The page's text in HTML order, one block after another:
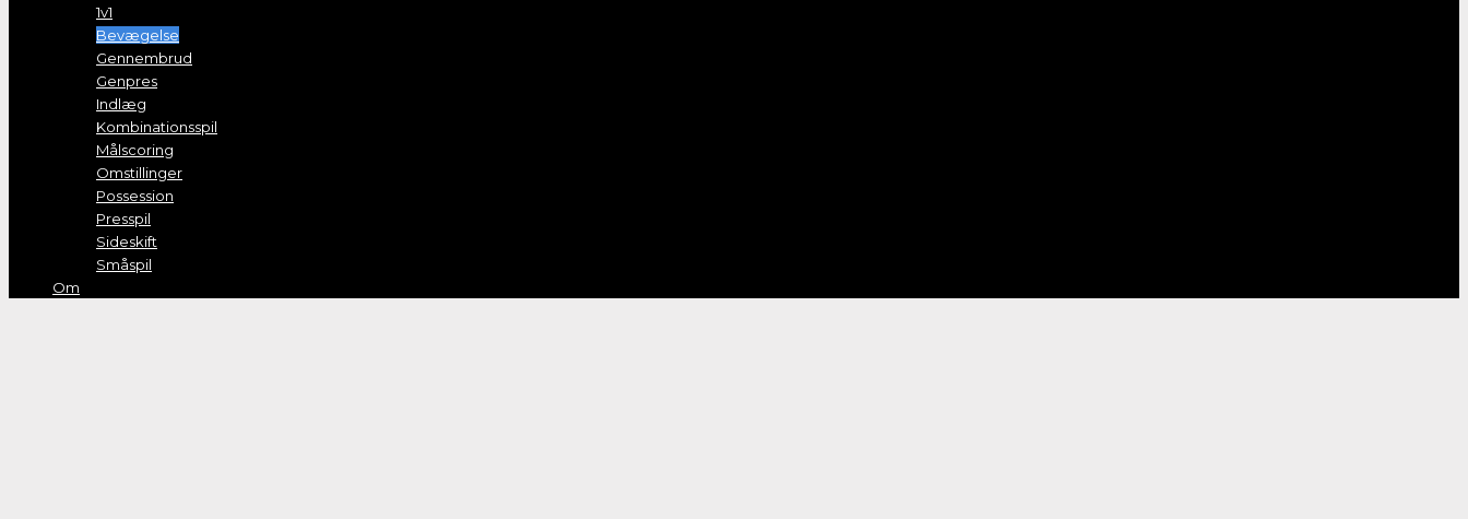
1v1
Bevægelse
Gennembrud
Genpres
Indlæg
Kombinationsspil
Målscoring
Omstillinger
Possession
Presspil
Sideskift
Småspil
Om